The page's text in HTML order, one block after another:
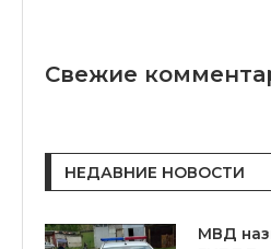
Свежие
НЕДАВНИЕ НОВОСТИ
МВД